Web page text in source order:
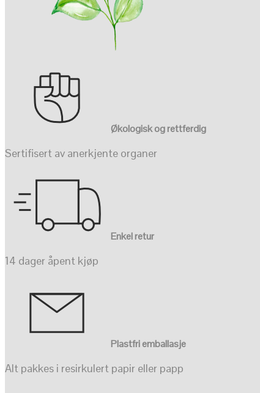
Økologisk og rettferdig
Sertifisert av anerkjente organer
Enkel retur
14 dager åpent kjøp
Plastfri emballasje
Alt pakkes i resirkulert papir eller papp